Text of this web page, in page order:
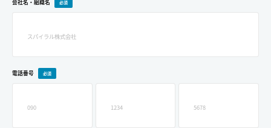
ログイン
会社名・組織名
電話番号